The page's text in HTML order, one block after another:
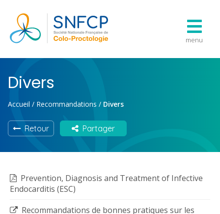
menu
Divers
Accueil / Recommandations / Divers
Retour Partager
Prevention, Diagnosis and Treatment of Infective
Endocarditis (ESC)
Recommandations de bonnes pratiques sur les